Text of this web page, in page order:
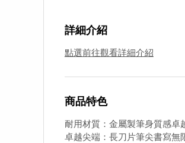
詳細介紹
點選前往觀看詳細介紹
商品特色
耐用材質：金屬製筆身質感卓
卓越尖端：長刀片筆尖書寫無